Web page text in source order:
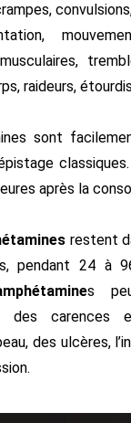
raideurs,
sont
après la
restent
pendant 24 à
s
des carences
des ulcères,